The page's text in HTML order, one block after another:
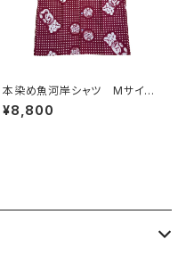
本染め魚河岸シャツ Mサイ
ズ 認定証付き 木綿晒 伝統
豆絞り柄 巴紋 えんじ×白
¥8,800